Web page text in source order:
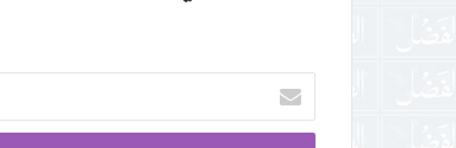
اپنا
ای
میل